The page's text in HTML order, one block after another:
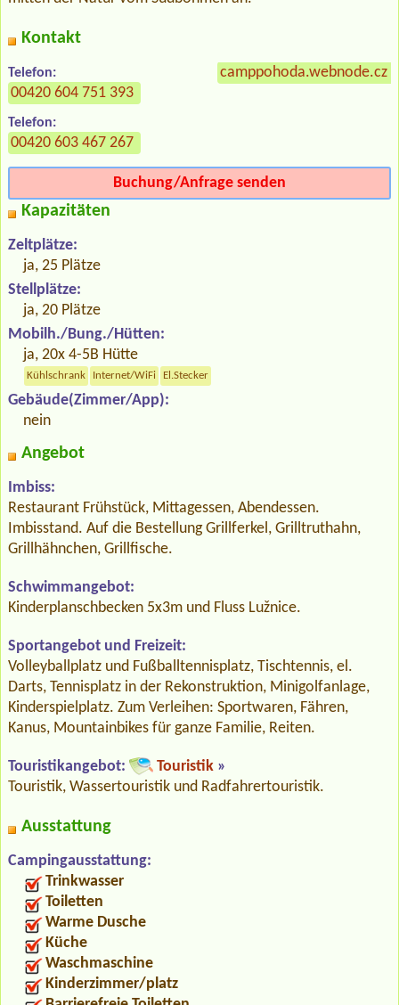
Kontakt
Telefon:
00420 604 751 393
Telefon:
00420 603 467 267
camppohoda.webnode.cz
Buchung/Anfrage senden
Kapazitäten
Zeltplätze:
ja, 25 Plätze
Stellplätze:
ja, 20 Plätze
Mobilh./Bung./Hütten:
ja, 20x 4-5B Hütte
Kühlschrank Internet/WiFi El.Stecker
Gebäude(Zimmer/App):
nein
Angebot
Imbiss:
Restaurant Frühstück, Mittagessen, Abendessen.
Imbisstand. Auf die Bestellung Grillferkel, Grilltruthahn,
Grillhähnchen, Grillfische.
Schwimmangebot:
Kinderplanschbecken 5x3m und Fluss Lužnice.
Sportangebot und Freizeit:
Volleyballplatz und Fußballtennisplatz, Tischtennis, el.
Darts, Tennisplatz in der Rekonstruktion, Minigolfanlage,
Kinderspielplatz. Zum Verleihen: Sportwaren, Fähren,
Kanus, Mountainbikes für ganze Familie, Reiten.
Touristikangebot: Touristik »
Touristik, Wassertouristik und Radfahrertouristik.
Ausstattung
Campingausstattung:
Trinkwasser
Toiletten
Warme Dusche
Küche
Waschmaschine
Kinderzimmer/platz